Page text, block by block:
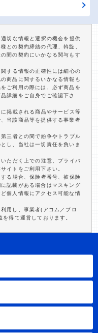
切な情報と選択の機会を提供
との契約締結の代理、斡旋、
間の契約にいかなる関与もす
する情報の正確性には細心の
商品に関するいかなる情報も
ご利用の際には、必ず商品を
詳細をご自身でご確認下さ
掲載される商品やサービス等
当該商品等を提供する事業者
三者との間で紛争やトラブル
し、当社は一切責任を負いま
ただく上での注意、プライバ
イトをご利用下さい。
る場合、保険者番号、被保険
記載がある場合はマスキング
個人情報にアクセス可能な情
用し、事業者(アコム／プロ
得て運営しております。